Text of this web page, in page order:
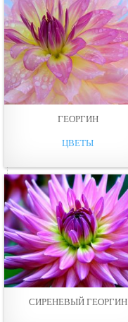
ГЕОРГИН
ЦВЕТЫ
СИРЕНЕВЫЙ ГЕОРГИН